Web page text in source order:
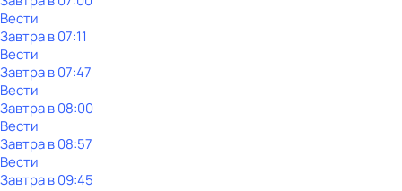
Вести
Завтра в 07:11
Вести
Завтра в 07:47
Вести
Завтра в 08:00
Вести
Завтра в 08:57
Вести
Завтра в 09:45